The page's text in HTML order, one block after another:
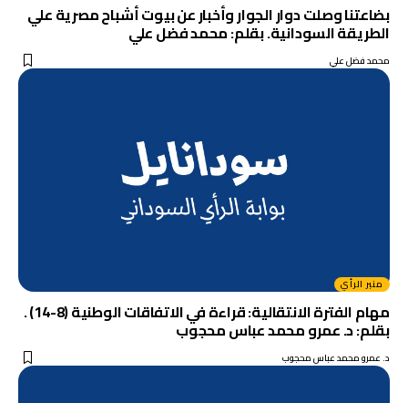
بضاعتنا وصلت دوار الجوار وأخبار عن بيوت أشباح مصرية علي
الطريقة السودانية. بقلم: محمد فضل علي
محمد فضل علي
منبر الرأي
مهام الفترة الانتقالية: قراءة في الاتفاقات الوطنية (8-14) .
بقلم: د. عمرو محمد عباس محجوب
د. عمرو محمد عباس محجوب